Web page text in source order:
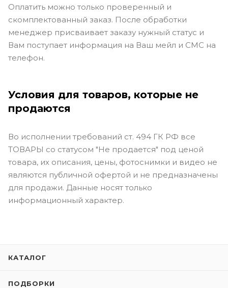
Оплатить можно только проверенный и
скомплектованный заказ. После обработки
менеджер присваивает заказу нужный статус и
Вам поступает информация на Ваш мейл и СМС на
телефон.
Условия для товаров, которые не
продаются
Во исполнении требований ст. 494 ГК РФ все
ТОВАРЫ со статусом "Не продается" под ценой
товара, их описания, цены, фотоснимки и видео не
являются публичной офертой и не предназначены
для продажи. Данные носят только
информационный характер.
КАТАЛОГ
ПОДБОРКИ